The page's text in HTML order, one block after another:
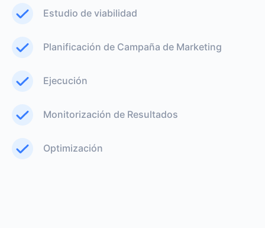
Estudio de viabilidad
Planificación de Campaña de Marketing
Ejecución
Monitorización de Resultados
Optimización